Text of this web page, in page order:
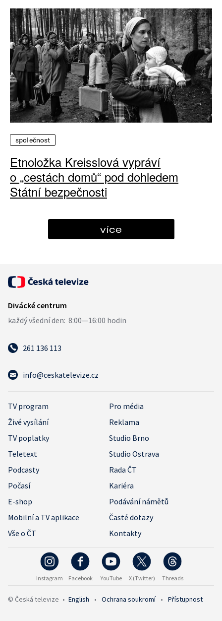
společnost
Etnoložka Kreisslová vypráví
o „cestách domů“ pod dohledem
Státní bezpečnosti
více
261 136 113
info@ceskatelevize.cz
TV program
Pro média
Živé vysílání
Reklama
TV poplatky
Studio Brno
Teletext
Studio Ostrava
Podcasty
Rada ČT
Počasí
Kariéra
E-shop
Podávání námětů
Mobilní a TV aplikace
Časté dotazy
Vše o ČT
Kontakty
Instagram Facebook YouTube X (Twitter) Threads
© Česká televize • English • Ochrana soukromí • Přístupnost